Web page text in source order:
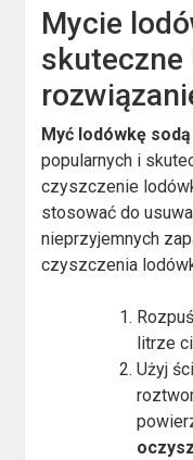
Mycie
skuteczne
Myć lodówkę sodą
popularnych i
czyszczenie
stosować do
nieprzyjemnych
czyszczenia
litrze
Użyj